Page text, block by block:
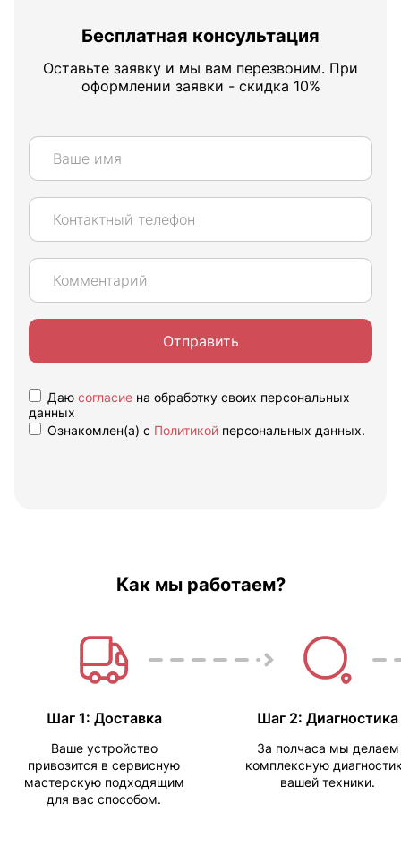
Бесплатная консультация
Оставьте заявку и мы вам перезвоним. При
оформлении заявки - скидка 10%
Отправить
Даю согласие на обработку своих персональных
данных
Ознакомлен(а) с Политикой персональных данных.
Как мы работаем?
Шаг 1: Доставка
Ваше устройство
привозится в сервисную
мастерскую подходящим
для вас способом.
Шаг 2: Диагностика
За полчаса мы делаем
комплексную
вашей техники.